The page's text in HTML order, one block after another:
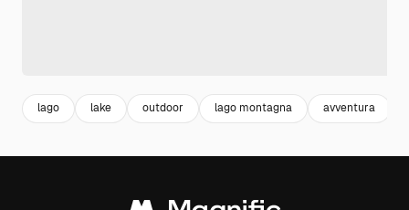
lago lake outdoor lago montagna avventura